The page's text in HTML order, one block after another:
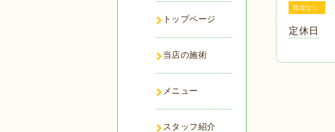
指定なし
定休日
トップページ
当店の施術
メニュー
スタッフ紹介